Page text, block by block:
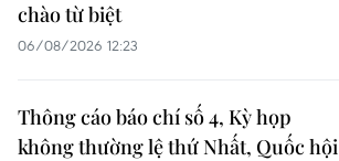
chào từ biệt
06/08/2026 12:23
Thông cáo báo chí số 4, Kỳ họp
không thường lệ thứ Nhất, Quốc hội